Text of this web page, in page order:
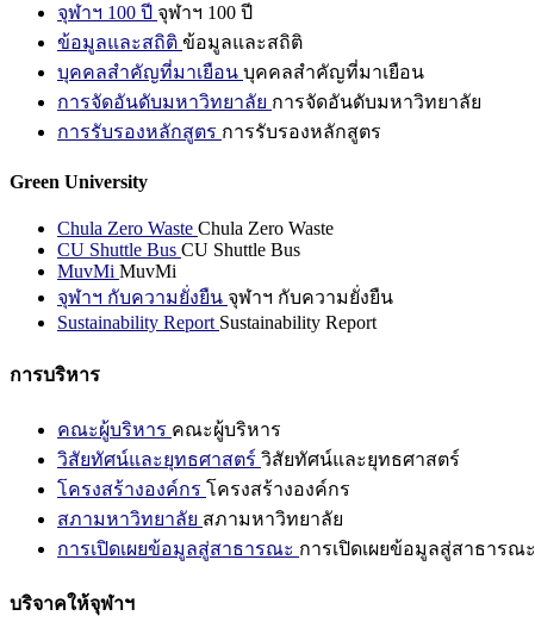
จุฬาฯ 100 ปี จุฬาฯ 100 ปี
ข้อมูลและสถิติ ข้อมูลและสถิติ
บุคคลสำคัญที่มาเยือน บุคคลสำคัญที่มาเยือน
การจัดอันดับมหาวิทยาลัย การจัดอันดับมหาวิทยาลัย
การรับรองหลักสูตร การรับรองหลักสูตร
Green University
Chula Zero Waste Chula Zero Waste
CU Shuttle Bus CU Shuttle Bus
MuvMi MuvMi
จุฬาฯ กับความยั่งยืน จุฬาฯ กับความยั่งยืน
Sustainability Report Sustainability Report
การบริหาร
คณะผู้บริหาร คณะผู้บริหาร
วิสัยทัศน์และยุทธศาสตร์ วิสัยทัศน์และยุทธศาสตร์
โครงสร้างองค์กร โครงสร้างองค์กร
สภามหาวิทยาลัย สภามหาวิทยาลัย
การเปิดเผยข้อมูลสู่สาธารณะ การเปิดเผยข้อมูลสู่สาธารณะ
บริจาคให้จุฬาฯ